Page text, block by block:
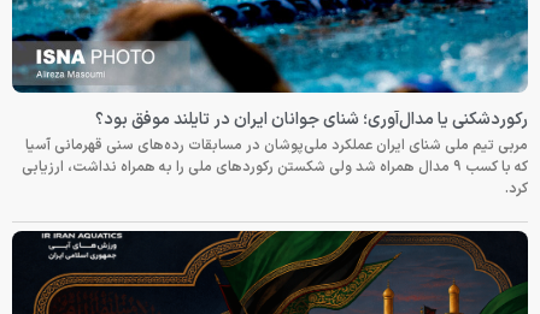
رکوردشکنی یا مدال‌آوری؛ شنای جوانان ایران در تایلند موفق بود؟
مربی تیم ملی شنای ایران عملکرد ملی‌پوشان در مسابقات رده‌های سنی قهرمانی آسیا
که با کسب ۹ مدال همراه شد ولی شکستن رکوردهای ملی را به همراه نداشت، ارزیابی
کرد.